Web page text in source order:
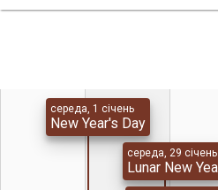
середа, 1 січень
New Year's Day
середа, 29 січень
Lunar New